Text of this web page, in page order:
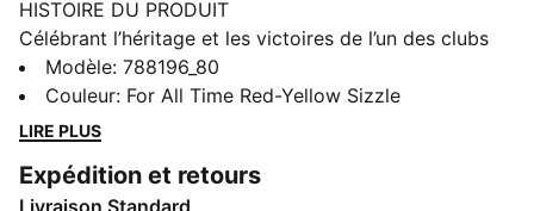
HISTOIRE DU PRODUIT
Célébrant l’héritage et les victoires de l’un des clubs
les plus emblématiques de Turquie, cette collection
est conçue pour les vrais fans du Galatasaray. En
collaboration avec PUMA et le fameux T7, le design
offrant des pièces audacieuses et des vêtements
Modèle: 788196_80
Couleur: For All Time Red-Yellow Sizzle
LIRE PLUS
Expédition et retours
Livraison Standard